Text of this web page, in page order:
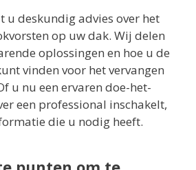
u deskundig advies over het
op uw dak. Wij delen
oplossingen en hoe u de
vinden voor het vervangen
u nu een ervaren doe-het-
een professional inschakelt,
die u nodig heeft.